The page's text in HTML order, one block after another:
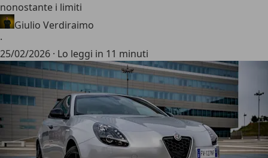
nonostante i limiti
Giulio Verdiraimo
·
25/02/2026 · Lo leggi in 11 minuti